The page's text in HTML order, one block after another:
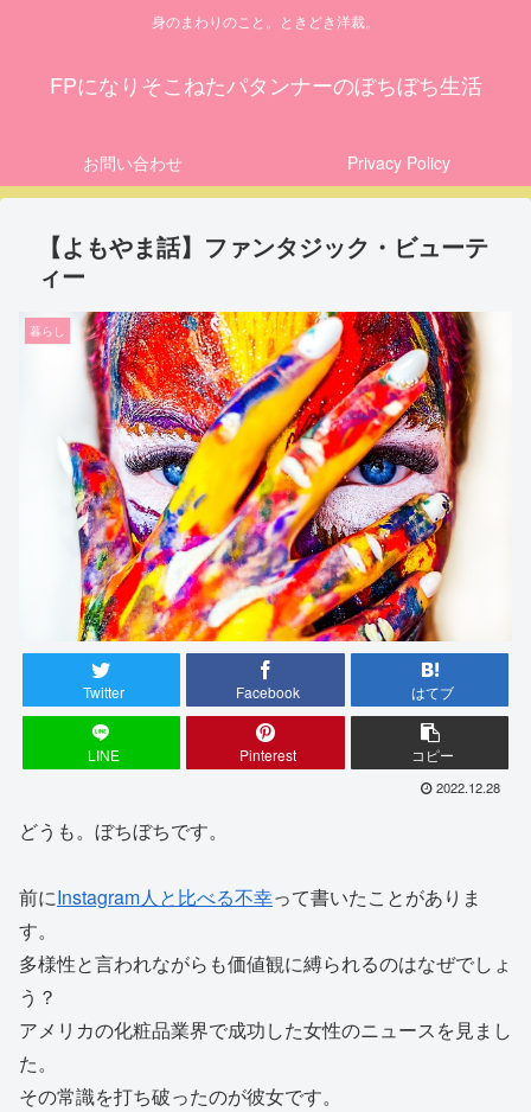
身のまわりのこと。ときどき洋裁。
FPになりそこねたパタンナーのぼちぼち生活
お問い合わせ Privacy Policy
【よもやま話】ファンタジック・ビューテ
ィー
暮らし
Twitter Facebook はてブ
LINE Pinterest コピー
2022.12.28
どうも。ぼちぼちです。
前にInstagram人と比べる不幸って書いたことがありま
す。
多様性と言われながらも価値観に縛られるのはなぜでしょ
う？
アメリカの化粧品業界で成功した女性のニュースを見まし
た。
その常識を打ち破ったのが彼女です。